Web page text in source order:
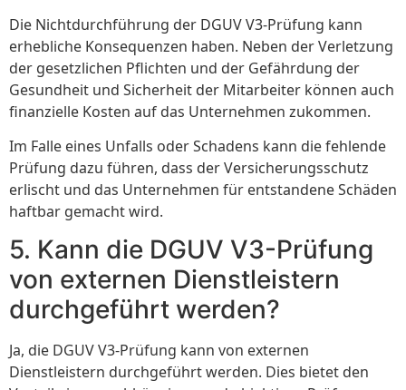
Die Nichtdurchführung der DGUV V3-Prüfung kann
erhebliche Konsequenzen haben. Neben der Verletzung
der gesetzlichen Pflichten und der Gefährdung der
Gesundheit und Sicherheit der Mitarbeiter können auch
finanzielle Kosten auf das Unternehmen zukommen.
Im Falle eines Unfalls oder Schadens kann die fehlende
Prüfung dazu führen, dass der Versicherungsschutz
erlischt und das Unternehmen für entstandene Schäden
haftbar gemacht wird.
5. Kann die DGUV V3-Prüfung
von externen Dienstleistern
durchgeführt werden?
Ja, die DGUV V3-Prüfung kann von externen
Dienstleistern durchgeführt werden. Dies bietet den